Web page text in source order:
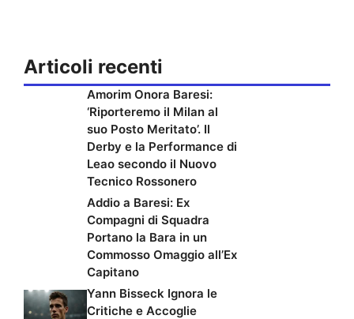
Articoli recenti
Amorim Onora Baresi:
‘Riporteremo il Milan al
suo Posto Meritato’. Il
Derby e la Performance di
Leao secondo il Nuovo
Tecnico Rossonero
Addio a Baresi: Ex
Compagni di Squadra
Portano la Bara in un
Commosso Omaggio all’Ex
Capitano
Yann Bisseck Ignora le
Critiche e Accoglie